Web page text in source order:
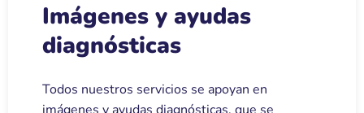
Imágenes y ayudas
diagnósticas
Todos nuestros servicios se apoyan en